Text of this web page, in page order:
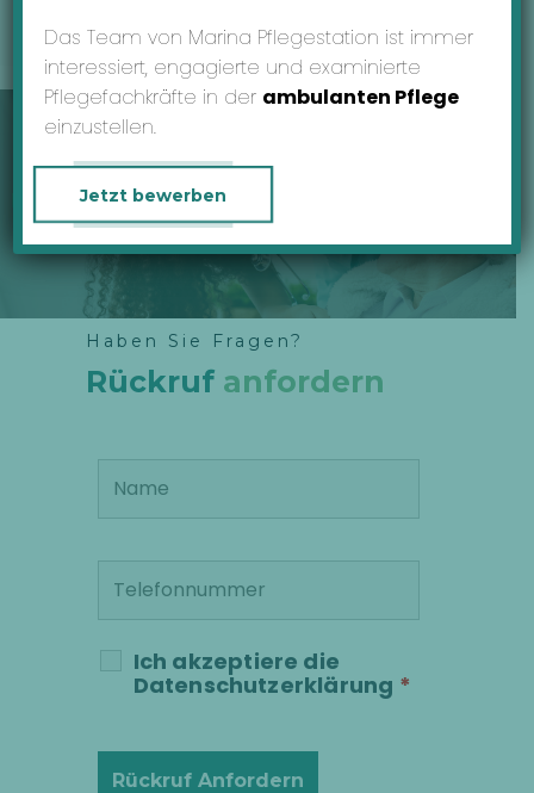
MARINA PFLEGESTATION
für ihre Pflege zuhause!
Haben Sie Fragen?
Rückruf anfordern
Ich akzeptiere die
Datenschutzerklärung *
Das Team von Marina Pflegestation ist immer
interessiert, engagierte und examinierte
Pflegefachkräfte in der ambulanten Pflege
einzustellen.
Jetzt bewerben